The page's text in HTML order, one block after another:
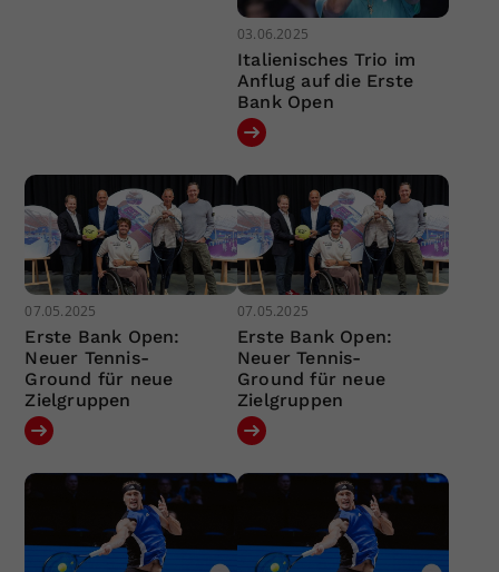
03.06.2025
Italienisches Trio im
Anflug auf die Erste
Bank Open
07.05.2025
Erste Bank Open:
Neuer Tennis-
Ground für neue
Zielgruppen
07.05.2025
Erste Bank Open:
Neuer Tennis-
Ground für neue
Zielgruppen